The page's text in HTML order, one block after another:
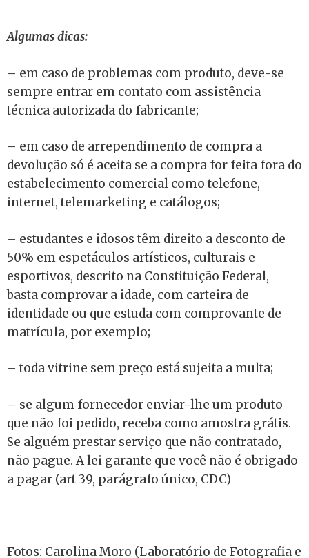
Algumas dicas:
– em caso de problemas com produto, deve-se
sempre entrar em contato com assistência
técnica autorizada do fabricante;
– em caso de arrependimento de compra a
devolução só é aceita se a compra for feita fora do
estabelecimento comercial como telefone,
internet, telemarketing e catálogos;
– estudantes e idosos têm direito a desconto de
50% em espetáculos artísticos, culturais e
esportivos, descrito na Constituição Federal,
basta comprovar a idade, com carteira de
identidade ou que estuda com comprovante de
matrícula, por exemplo;
– toda vitrine sem preço está sujeita a multa;
– se algum fornecedor enviar-lhe um produto
que não foi pedido, receba como amostra grátis.
Se alguém prestar serviço que não contratado,
não pague. A lei garante que você não é obrigado
a pagar (art 39, parágrafo único, CDC)
Fotos: Carolina Moro (Laboratório de Fotografia e